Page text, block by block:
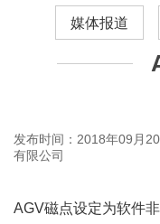
媒体报道
发布时间：2018年09月
有限公司
AGV磁点设定为软件